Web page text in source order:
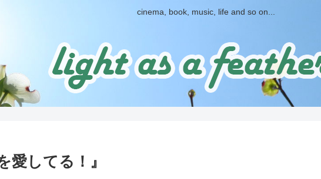
cinema, book, music, life and so on...
愛してる！』